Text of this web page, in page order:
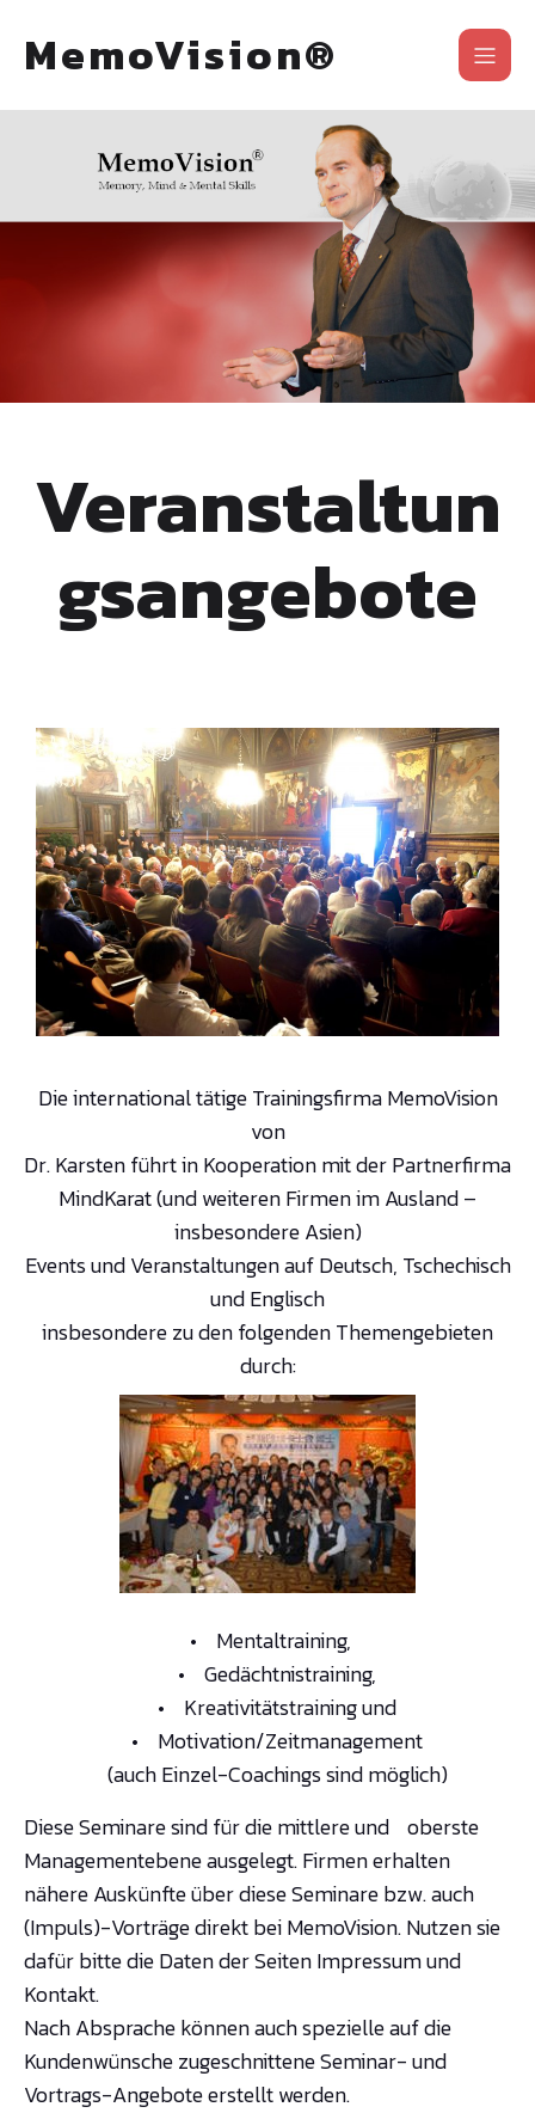
MemoVision®
Veranstaltun
gsangebote
Die international tätige Trainingsfirma MemoVision
von
Dr. Karsten führt in Kooperation mit der Partnerfirma
MindKarat (und weiteren Firmen im Ausland –
insbesondere Asien)
Events und Veranstaltungen auf Deutsch, Tschechisch
und Englisch
insbesondere zu den folgenden Themengebieten
durch:
• Mentaltraining,
• Gedächtnistraining,
• Kreativitätstraining und
• Motivation/Zeitmanagement
(auch Einzel-Coachings sind möglich)
Diese Seminare sind für die mittlere und oberste
Managementebene ausgelegt. Firmen erhalten
nähere Auskünfte über diese Seminare bzw. auch
(Impuls)-Vorträge direkt bei MemoVision. Nutzen sie
dafür bitte die Daten der Seiten Impressum und
Kontakt.
Nach Absprache können auch spezielle auf die
Kundenwünsche zugeschnittene Seminar- und
Vortrags-Angebote erstellt werden.